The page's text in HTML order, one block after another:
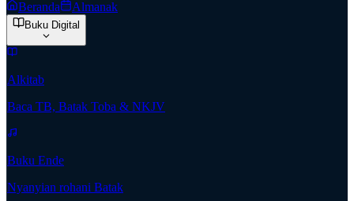
Beranda Almanak
Buku Digital
Alkitab
Baca TB, Batak Toba & NKJV
Buku Ende
Nyanyian rohani Batak